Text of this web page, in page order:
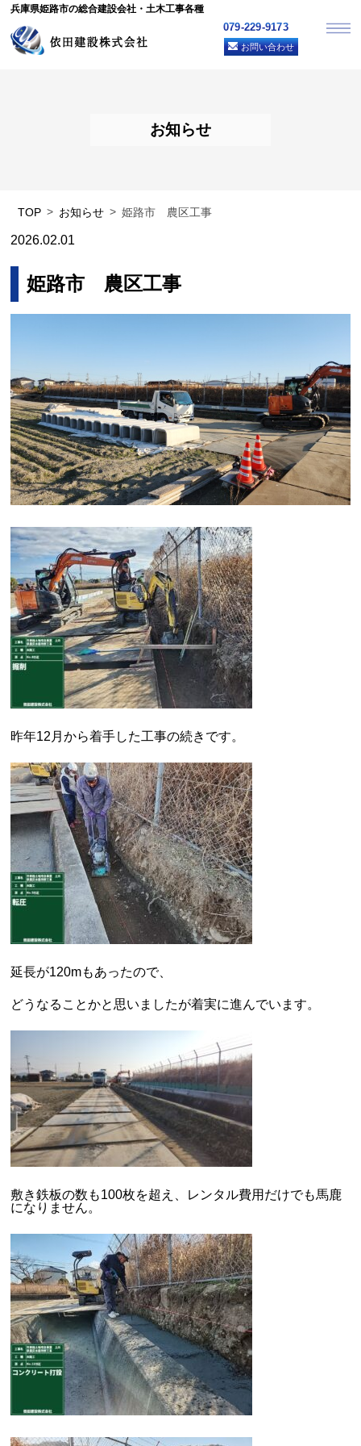
兵庫県姫路市の総合建設会社・土木工事各種
079-229-9173
お問い合わせ
お知らせ
TOP お知らせ 姫路市 農区工事
2026.02.01
姫路市 農区工事
昨年12月から着手した工事の続きです。
延長が120mもあったので、
どうなることかと思いましたが着実に進んでいます。
敷き鉄板の数も100枚を超え、レンタル費用だけでも馬鹿
になりません。